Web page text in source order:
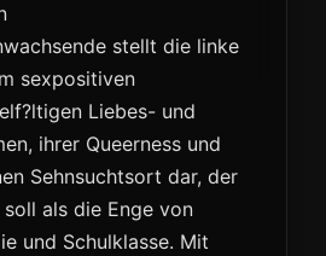
stellt die linke
sexpositiven
Liebes- und
ihrer Queerness und
Sehnsuchtsort dar, der
als die Enge von
und Schulklasse. Mit